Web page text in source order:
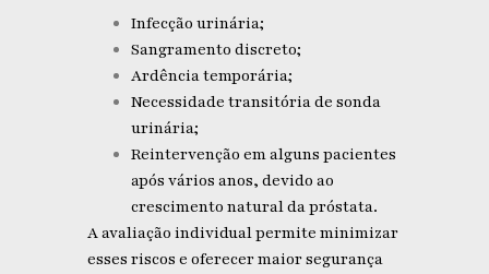
Infecção urinária;
Sangramento discreto;
Ardência temporária;
Necessidade transitória de sonda
urinária;
Reintervenção em alguns pacientes
após vários anos, devido ao
crescimento natural da próstata.
A avaliação individual permite minimizar
esses riscos e oferecer maior segurança